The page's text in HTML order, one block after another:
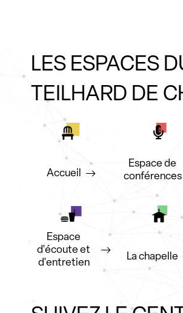
LES ESPACES
TEILHARD DE
Accueil
Espace de
conférences
Espace
d'écoute et
d'entretien
La chapelle